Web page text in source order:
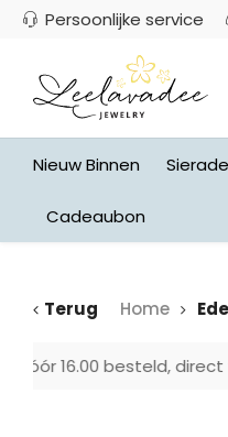
Persoonlijke service
Nieuw Binnen
Cadeaubon
Terug Home
Gratis verzenden